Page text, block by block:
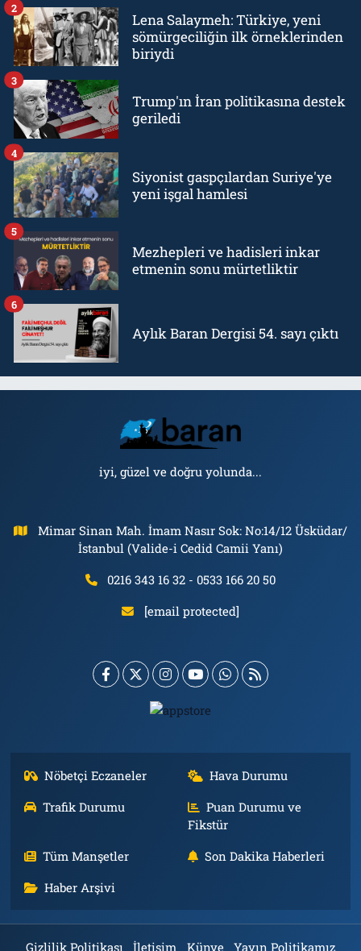
Lena Salaymeh: Türkiye, yeni
sömürgeciliğin ilk örneklerinden
biriydi
2
Trump'ın İran politikasına destek
geriledi
3
Siyonist gaspçılardan Suriye'ye
yeni işgal hamlesi
4
Mezhepleri ve hadisleri inkar
etmenin sonu mürtetliktir
5
Aylık Baran Dergisi 54. sayı çıktı
6
iyi, güzel ve doğru yolunda...
Mimar Sinan Mah. İmam Nasır Sok: No:14/12 Üsküdar/
İstanbul (Valide-i Cedid Camii Yanı)
0216 343 16 32 - 0533 166 20 50
[email protected]
Nöbetçi Eczaneler
Hava Durumu
Trafik Durumu
Puan Durumu ve
Fikstür
Tüm Manşetler
Son Dakika Haberleri
Haber Arşivi
Gizlilik Politikası İletişim Künye Yayın Politikamız